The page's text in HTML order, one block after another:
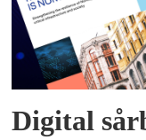
Digital